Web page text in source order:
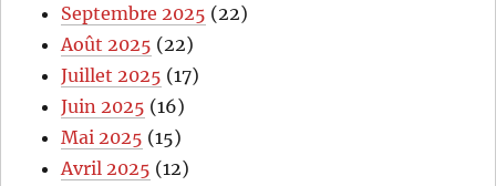
Septembre 2025 (22)
Août 2025 (22)
Juillet 2025 (17)
Juin 2025 (16)
Mai 2025 (15)
Avril 2025 (12)